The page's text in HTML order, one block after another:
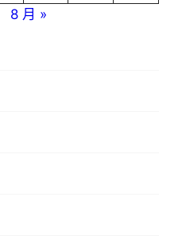
8 月 »